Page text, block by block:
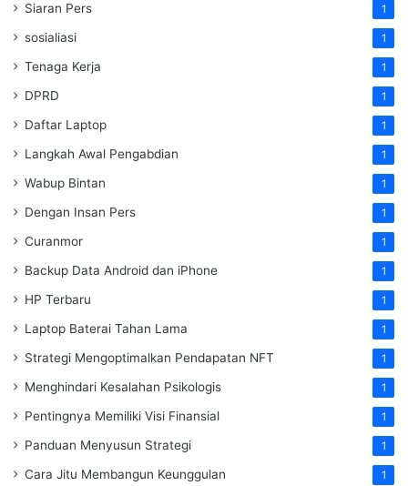
Siaran Pers 1
sosialiasi 1
Tenaga Kerja 1
DPRD 1
Daftar Laptop 1
Langkah Awal Pengabdian 1
Wabup Bintan 1
Dengan Insan Pers 1
Curanmor 1
Backup Data Android dan iPhone 1
HP Terbaru 1
Laptop Baterai Tahan Lama 1
Strategi Mengoptimalkan Pendapatan NFT 1
Menghindari Kesalahan Psikologis 1
Pentingnya Memiliki Visi Finansial 1
Panduan Menyusun Strategi 1
Cara Jitu Membangun Keunggulan 1